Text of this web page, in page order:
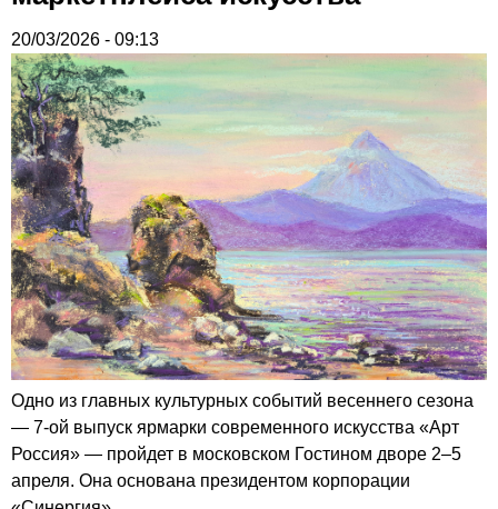
20/03/2026 - 09:13
Одно из главных культурных событий весеннего сезона
— 7-ой выпуск ярмарки современного искусства «Арт
Россия» — пройдет в московском Гостином дворе 2–5
апреля. Она основана президентом корпорации